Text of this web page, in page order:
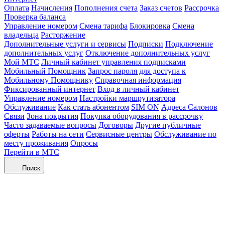
Оплата Начисления Пополнения счета Заказ счетов Рассрочка
Проверка баланса
Управление номером Смена тарифа Блокировка Смена
владельца Расторжение
Дополнительные услуги и сервисы Подписки Подключение
дополнительных услуг Отключение дополнительных услуг
Мой МТС Личный кабинет управления подписками
Мобильный Помощник Запрос пароля для доступа к
Мобильному Помощнику Справочная информация
Фиксированный интернет Вход в личный кабинет
Управление номером Настройки маршрутизатора
Обслуживание Как стать абонентом SIM ON Адреса Салонов
Связи Зона покрытия Покупка оборудования в рассрочку
Часто задаваемые вопросы Договоры Другие публичные
оферты Работы на сети Сервисные центры Обслуживание по
месту проживания Опросы
Перейти в МТС
Поиск